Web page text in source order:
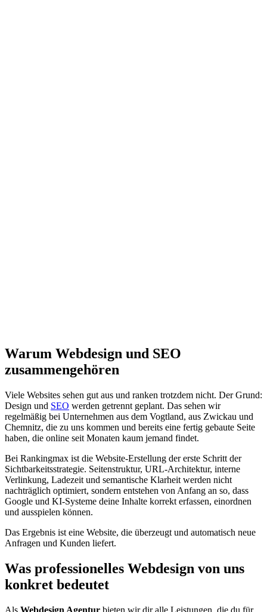
Warum Webdesign und SEO
zusammengehören
Viele Websites sehen gut aus und ranken trotzdem nicht. Der Grund:
Design und SEO werden getrennt geplant. Das sehen wir
regelmäßig bei Unternehmen aus dem Vogtland, aus Zwickau und
Chemnitz, die zu uns kommen und bereits eine fertig gebaute Seite
haben, die online seit Monaten kaum jemand findet.
Bei Rankingmax ist die Website-Erstellung der erste Schritt der
Sichtbarkeitsstrategie. Seitenstruktur, URL-Architektur, interne
Verlinkung, Ladezeit und semantische Klarheit werden nicht
nachträglich optimiert, sondern entstehen von Anfang an so, dass
Google und KI-Systeme deine Inhalte korrekt erfassen, einordnen
und ausspielen können.
Das Ergebnis ist eine Website, die überzeugt und automatisch neue
Anfragen und Kunden liefert.
Was professionelles Webdesign von uns
konkret bedeutet